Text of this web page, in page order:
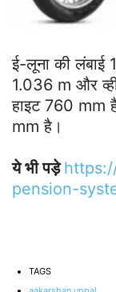
ई-लूना की लंबाई
1.036 m और
हाइट 760 mm
mm है।
ये भी पड़े
pension-
TAGS